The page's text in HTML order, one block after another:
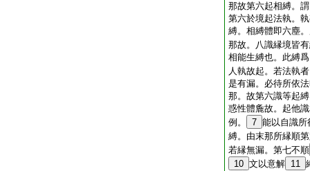
那故第六起相縛。
第六於境起法執。
縛。相縛體即六塵
那故。八識縁境皆
相能生縛也。此縛
人執故起。若法執
是有漏。必待所依
那。故第六識等起
惑性體麁故。起他
例。
7 能以自識所
縛。由末那所縁順
若縁無漏。第七不順
10 文以意解 11